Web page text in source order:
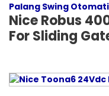
Palang Swing
Nice Robus
For Sliding